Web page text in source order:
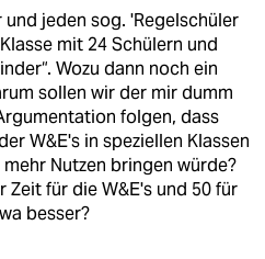
und jeden sog. 'Regelschüler
mit 24 Schülern und
Wozu dann noch ein
sollen wir der mir dumm
folgen, dass
W&E's in speziellen Klassen
Nutzen bringen würde?
Zeit für die W&E's und 50 für
besser?